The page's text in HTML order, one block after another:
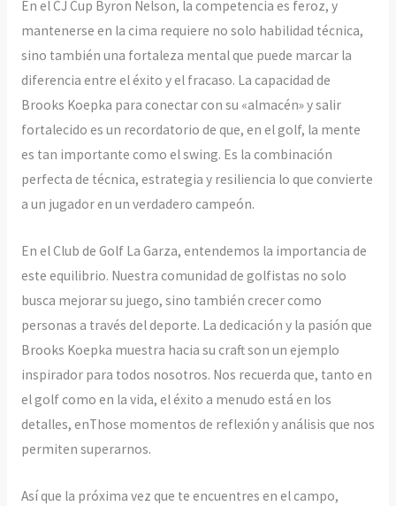
En el CJ Cup Byron Nelson, la competencia es feroz, y
mantenerse en la cima requiere no solo habilidad técnica,
sino también una fortaleza mental que puede marcar la
diferencia entre el éxito y el fracaso. La capacidad de
Brooks Koepka para conectar con su «almacén» y salir
fortalecido es un recordatorio de que, en el golf, la mente
es tan importante como el swing. Es la combinación
perfecta de técnica, estrategia y resiliencia lo que convierte
a un jugador en un verdadero campeón.
En el Club de Golf La Garza, entendemos la importancia de
este equilibrio. Nuestra comunidad de golfistas no solo
busca mejorar su juego, sino también crecer como
personas a través del deporte. La dedicación y la pasión que
Brooks Koepka muestra hacia su craft son un ejemplo
inspirador para todos nosotros. Nos recuerda que, tanto en
el golf como en la vida, el éxito a menudo está en los
detalles, enThose momentos de reflexión y análisis que nos
permiten superarnos.
Así que la próxima vez que te encuentres en el campo,